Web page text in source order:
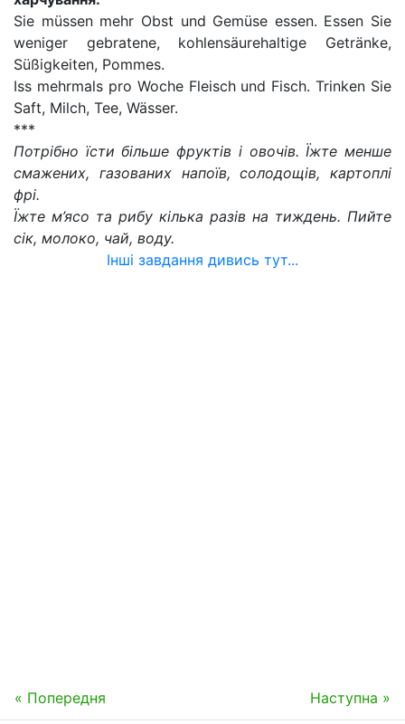
Sie müssen mehr Obst und Gemüse essen. Essen Sie
weniger gebratene, kohlensäurehaltige Getränke,
Süßigkeiten, Pommes.
Iss mehrmals pro Woche Fleisch und Fisch. Trinken Sie
Saft, Milch, Tee, Wässer.
***
Потрібно їсти більше фруктів і овочів. Їжте менше
смажених, газованих напоїв, солодощів, картоплі
фрі.
Їжте м’ясо та рибу кілька разів на тиждень. Пийте
сік, молоко, чай, воду.
Інші завдання дивись тут...
« Попередня Наступна »